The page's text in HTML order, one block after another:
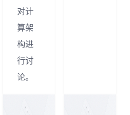
对计
算架
构进
行讨
论。